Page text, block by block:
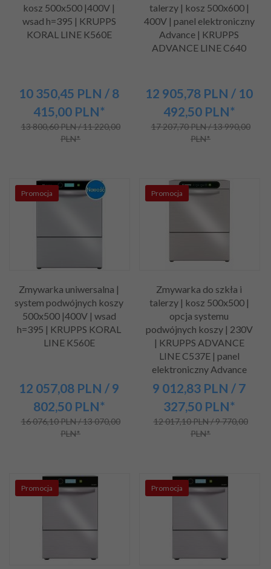
kosz 500x500 |400V |
wsad h=395 | KRUPPS
KORAL LINE K560E
10 350,45 PLN / 8
415,00 PLN*
13 800,60 PLN / 11 220,00
PLN*
talerzy | kosz 500x600 |
400V | panel elektroniczny
Advance | KRUPPS
ADVANCE LINE C640
12 905,78 PLN / 10
492,50 PLN*
17 207,70 PLN / 13 990,00
PLN*
Promocja
Zmywarka uniwersalna |
system podwójnych koszy
500x500 |400V | wsad
h=395 | KRUPPS KORAL
LINE K560E
12 057,08 PLN / 9
802,50 PLN*
16 076,10 PLN / 13 070,00
PLN*
Promocja
Zmywarka do szkła i
talerzy | kosz 500x500 |
opcja systemu
podwójnych koszy | 230V
| KRUPPS ADVANCE
LINE C537E | panel
elektroniczny Advance
9 012,83 PLN / 7
327,50 PLN*
12 017,10 PLN / 9 770,00
PLN*
Promocja Promocja